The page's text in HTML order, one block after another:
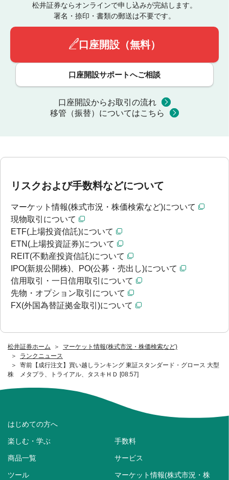
松井証券ホーム
マーケット情報(株式市況・株価検索など)
ランクニュース
寄前【成行注文】買い越しランキング 東証スタンダード・グロース 大型
株 メタプラ、トライアル、タスキＨＤ [08:57]
松井証券ならオンラインで申し込みが完結します。
署名・捺印・書類の郵送は不要です。
口座開設（無料）
口座開設サポートへご相談
口座開設からお取引の流れ
移管（振替）についてはこちら
リスクおよび手数料などについて
マーケット情報(株式市況・株価検索など)について
現物取引について
ETF(上場投資信託)について
ETN(上場投資証券)について
REIT(不動産投資信託)について
IPO(新規公開株)、PO(公募・売出し)について
信用取引・一日信用取引について
先物・オプション取引について
FX(外国為替証拠金取引)について
はじめての方へ
楽しむ・学ぶ 手数料
商品一覧 サービス
ツール
マーケット情報(株式市況・株